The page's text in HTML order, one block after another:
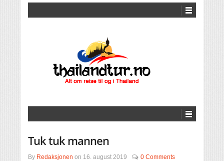
Tuk tuk mannen
By Redaksjonen on 16. august 2019
0 Comments